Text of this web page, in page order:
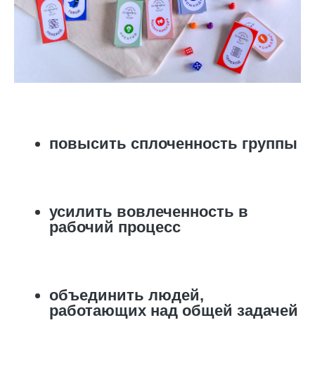
повысить сплоченность группы
усилить вовлеченность в
рабочий процесс
объединить людей,
работающих над общей задачей